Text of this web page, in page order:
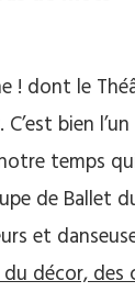
! dont le
bien
temps
de Ballet
et
du décor,